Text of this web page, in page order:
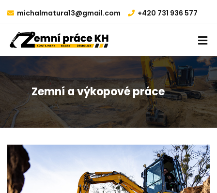
michalmatura13@gmail.com +420 731 936 577
Zemní a výkopové práce